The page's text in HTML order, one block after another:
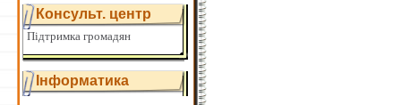
Консульт. центр
Підтримка громадян
Інформатика